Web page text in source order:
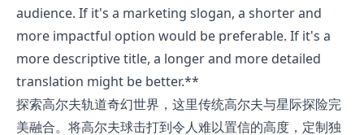
audience. If it's a marketing slogan, a shorter and
more impactful option would be preferable. If it's a
more descriptive title, a longer and more detailed
translation might be better.**
探索高尔夫轨道奇幻世界，这里传统高尔夫与星际探险完
美融合。将高尔夫球击打到令人难以置信的高度，定制独